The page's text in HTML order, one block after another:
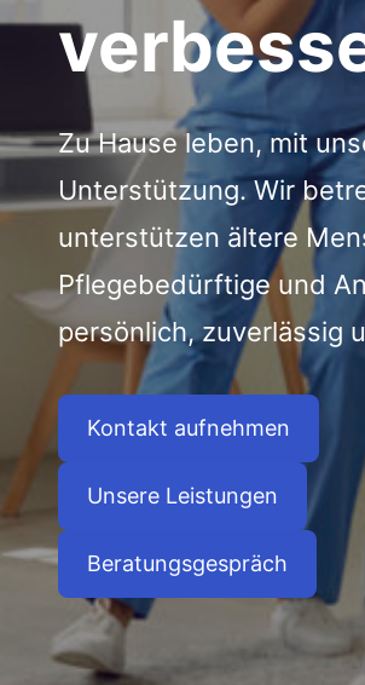
Zu Hause leben, mit
Unterstützung. Wir
unterstützen ältere
Pflegebedürftige und
persönlich, zuverlässig
Kontakt aufnehmen
Unsere Leistungen
Beratungsgespräch